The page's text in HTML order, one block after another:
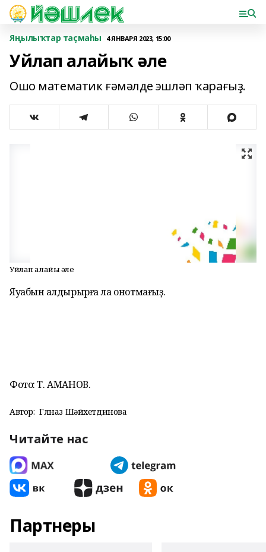
Яңылыҡтар таҫмаһы 4 ЯНВАРЯ 2023, 15:00
Уйлап алайыҡ әле
Ошо математик ғәмәлде эшләп ҡарағыҙ.
Уйлап алайыҡ әле
Яуабын ҡалдырырға ла онотмағыҙ.
Фото: Т. АМАНОВ.
Автор: Гөлназ Шәйхетдинова
Читайте нас
Партнеры